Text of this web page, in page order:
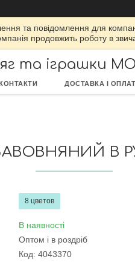
та повідомлення для
продовжить роботу в
та іграшки
ДОСТАВКА І
В
8 цветов
В наявності
Оптом і в роздріб
Код: 4043370